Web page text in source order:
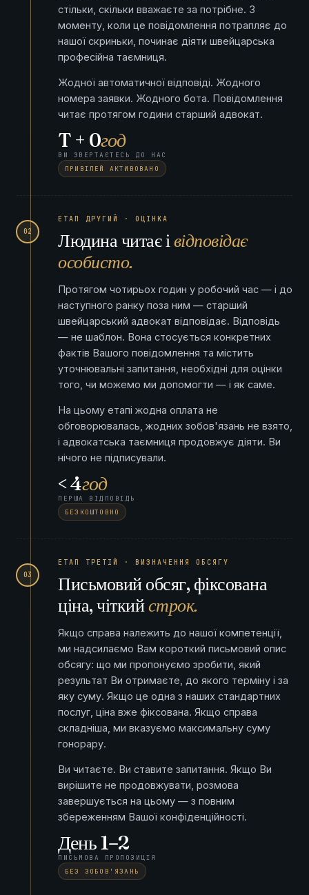
стільки, скільки вважаєте за потрібне. З
моменту, коли це повідомлення потрапляє до
нашої скриньки, починає діяти швейцарська
професійна таємниця.
Жодної автоматичної відповіді. Жодного
номера заявки. Жодного бота. Повідомлення
читає протягом години старший адвокат.
T + 0год
ВИ ЗВЕРТАЄТЕСЬ ДО НАС
ПРИВІЛЕЙ АКТИВОВАНО
02
ЕТАП ДРУГИЙ · ОЦІНКА
Людина читає івідповідає
особисто.
Протягом чотирьох годин у робочий час — і до
наступного ранку поза ним — старший
швейцарський адвокат відповідає. Відповідь
— не шаблон. Вона стосується конкретних
фактів Вашого повідомлення та містить
уточнювальні запитання, необхідні для оцінки
того, чи можемо ми допомогти — і як саме.
На цьому етапі жодна оплата не
обговорювалась, жодних зобов'язань не взято,
і адвокатська таємниця продовжує діяти. Ви
нічого не підписували.
< 4год
ПЕРША ВІДПОВІДЬ
БЕЗКОШТОВНО
03
ЕТАП ТРЕТІЙ · ВИЗНАЧЕННЯ ОБСЯГУ
Письмовий обсяг, фіксована
ціна, чіткийстрок.
Якщо справа належить до нашої компетенції,
ми надсилаємо Вам короткий письмовий опис
обсягу: що ми пропонуємо зробити, який
результат Ви отримаєте, до якого терміну і за
яку суму. Якщо це одна з наших стандартних
послуг, ціна вже фіксована. Якщо справа
складніша, ми вказуємо максимальну суму
гонорару.
Ви читаєте. Ви ставите запитання. Якщо Ви
вирішите не продовжувати, розмова
завершується на цьому — з повним
збереженням Вашої конфіденційності.
День 1–2
ПИСЬМОВА ПРОПОЗИЦІЯ
БЕЗ ЗОБОВ'ЯЗАНЬ